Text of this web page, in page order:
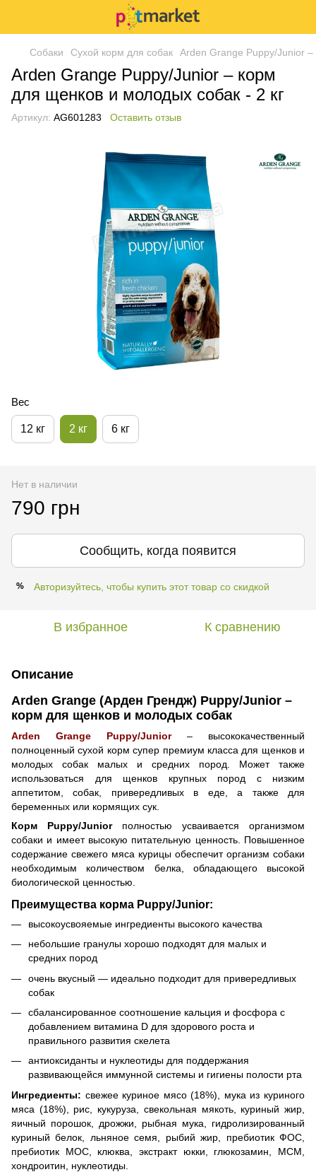
Собаки Сухой корм для собак Arden Grange Puppy/Junior
Arden Grange Puppy/Junior – корм
для щенков и молодых собак - 2 кг
Артикул: AG601283 Оставить отзыв
Вес
12 кг 2 кг 6 кг
Нет в наличии
790 грн
Сообщить, когда появится
% Авторизуйтесь, чтобы купить этот товар со скидкой
В избранное К сравнению
Описание
Arden Grange (Арден Грендж) Puppy/Junior –
корм для щенков и молодых собак
Arden Grange Puppy/Junior
– высококачественный
полноценный сухой корм супер премиум класса для щенков и
молодых собак малых и средних пород. Может также
использоваться для щенков крупных пород с низким
аппетитом, собак, привередливых в еде, а также для
беременных или кормящих сук.
Корм
Puppy/Juniorполностью усваивается организмом
собаки и имеет высокую питательную ценность. Повышенное
содержание свежего мяса курицы обеспечит организм собаки
необходимым количеством белка, обладающего высокой
биологической ценностью.
Преимущества корма Puppy/Junior:
высокоусвояемые ингредиенты высокого качества
небольшие гранулы хорошо подходят для малых и
средних пород
очень вкусный — идеально подходит для привередливых
собак
сбалансированное соотношение кальция и фосфора с
добавлением витамина D для здорового роста и
правильного развития скелета
антиоксиданты и нуклеотиды для поддержания
развивающейся иммунной системы и гигиены полости рта
Ингредиенты: свежее куриное мясо (18%), мука из куриного
мяса (18%), рис, кукуруза, свекольная мякоть, куриный жир,
яичный порошок, дрожжи, рыбная мука, гидролизированный
куриный белок, льняное семя, рыбий жир, пребиотик ФОС,
пребиотик МОС, клюква, экстракт юкки, глюкозамин, МСМ,
хондроитин, нуклеотиды.